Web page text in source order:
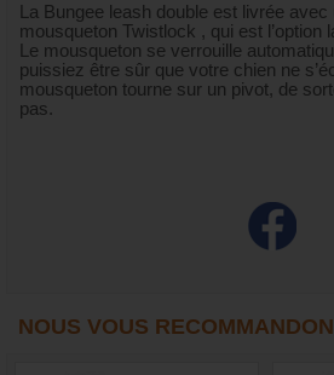
La Bungee leash double est livrée
mousqueton Twistlock , qui est l’option
Le mousqueton se verrouille
puissiez être sûr que votre chien ne
mousqueton tourne sur un pivot, de
pas.
NOUS VOUS